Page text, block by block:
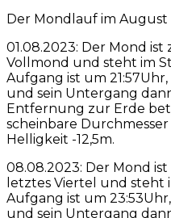
Der Mondlauf im August
01.08.2023: Der Mond
Vollmond und steht im
Aufgang ist um
und sein Untergang
Entfernung zur Erde
scheinbare Durchmesser
Helligkeit -12,5m.
08.08.2023: Der Mond
letztes Viertel und steht
Aufgang ist um
und sein Untergang